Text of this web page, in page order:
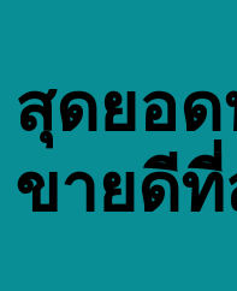
สุดยอ
ขายดี